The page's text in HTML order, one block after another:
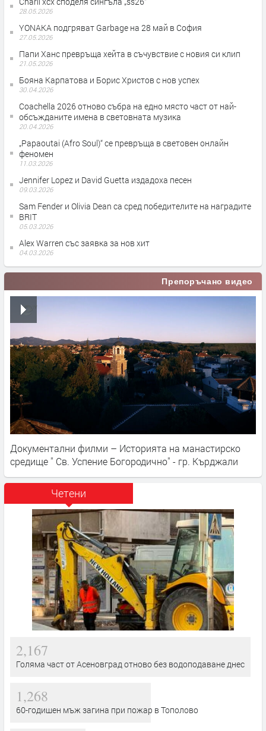
28.05.2026
YONAKA подгряват Garbage на 28 май в София
27.05.2026
Папи Ханс превръща хейта в съчувствие с новия си клип
21.05.2026
Бояна Карпатова и Борис Христов с нов успех
30.04.2026
Coachella 2026 отново събра на едно място част от най-
обсъжданите имена в световната музика
20.04.2026
„Papaoutai (Afro Soul)“ се превръща в световен онлайн
феномен
11.03.2026
Jennifer Lopez и David Guetta издадоха песен
09.03.2026
Sam Fender и Olivia Dean са сред победителите на наградите
BRIT
05.03.2026
Alex Warren със заявка за нов хит
04.03.2026
Препоръчано видео
Документални филми – Историята на манастирско
средище '' Св. Успение Богородично'' - гр. Кърджали
Четени
2,167
Голяма част от Асеновград отново без водоподаване днес
1,268
60-годишен мъж загина при пожар в Тополово